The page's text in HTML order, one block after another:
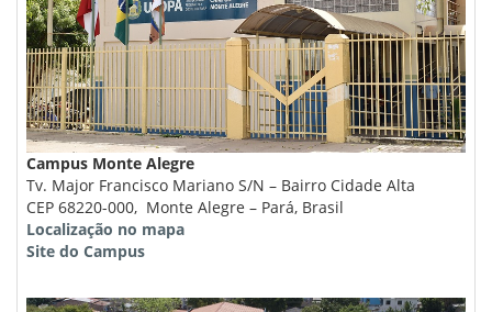
Campus Monte Alegre
Tv. Major Francisco Mariano S/N – Bairro Cidade Alta
CEP 68220-000, Monte Alegre – Pará, Brasil
Localização no mapa
Site do Campus